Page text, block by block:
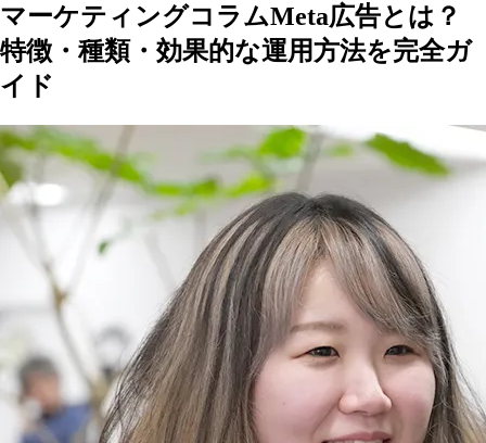
マーケティングコラムMeta広告とは？
特徴・種類・効果的な運用方法を完全ガ
イド